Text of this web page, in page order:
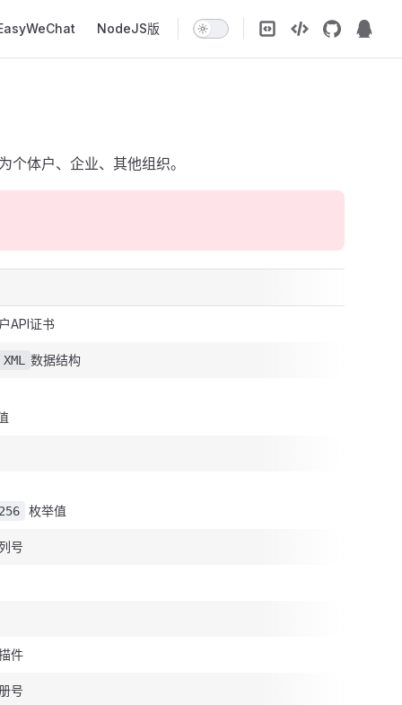
NodeJS版
体户、企业、其他组织。
API证书
XML 数据结构
枚举值
号
件
号